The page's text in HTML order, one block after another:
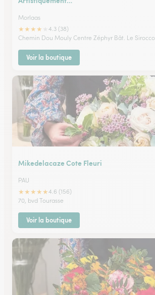
Morlaas
★★★★
4.3 (38)
Chemin Dou Mouly Centre Zéphyr Bât. Le Sirocco
Voir la boutique
Mikedelacaze Cote Fleuri
PAU
★★★★★4.6 (156)
70, bvd Tourasse
Voir la boutique